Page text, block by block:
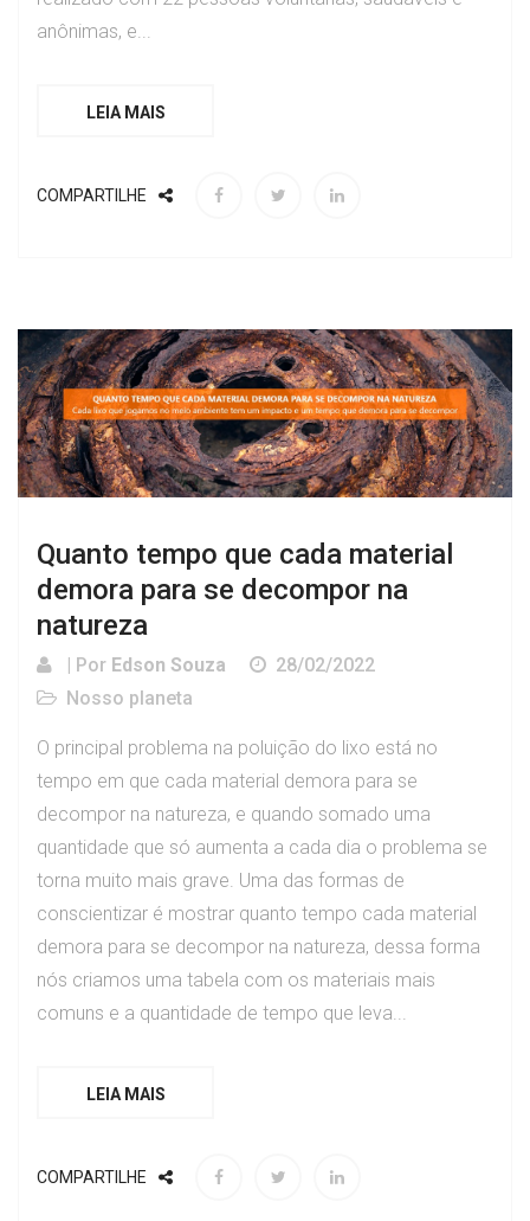
anônimas, e...
LEIA MAIS
COMPARTILHE
Quanto tempo que cada material
demora para se decompor na
natureza
| Por Edson Souza
28/02/2022
Nosso planeta
O principal problema na poluição do lixo está no
tempo em que cada material demora para se
decompor na natureza, e quando somado uma
quantidade que só aumenta a cada dia o problema se
torna muito mais grave. Uma das formas de
conscientizar é mostrar quanto tempo cada material
demora para se decompor na natureza, dessa forma
nós criamos uma tabela com os materiais mais
comuns e a quantidade de tempo que leva...
LEIA MAIS
COMPARTILHE